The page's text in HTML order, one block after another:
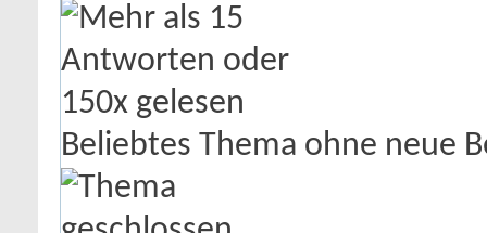
Beliebtes Thema ohne neue